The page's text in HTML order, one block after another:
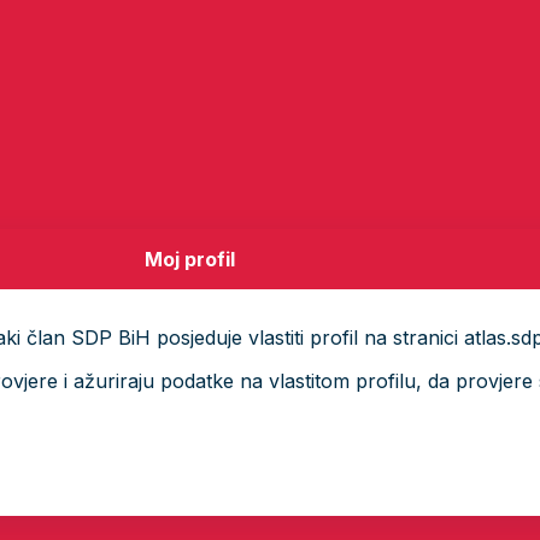
Moj profil
član SDP BiH posjeduje vlastiti profil na stranici
i ažuriraju podatke na vlastitom profilu, da